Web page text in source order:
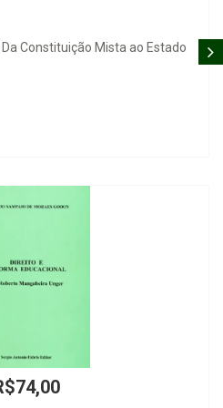
VÁLTER, O CACHORRINHO PUM -